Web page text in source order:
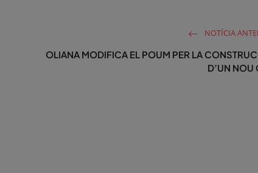
NOTÍCIA
OLIANA MODIFICA EL POUM PER LA
D’UN NOU